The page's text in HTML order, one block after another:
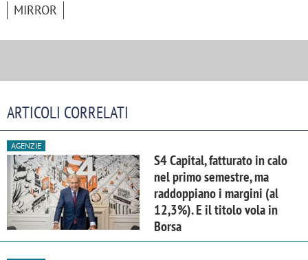
MIRROR
ARTICOLI CORRELATI
AGENZIE
S4 Capital, fatturato in calo
nel primo semestre, ma
raddoppiano i margini (al
12,3%). E il titolo vola in
Borsa